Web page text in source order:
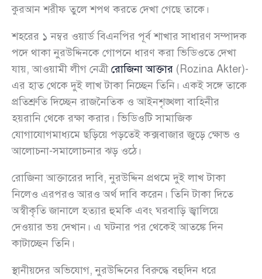
কুরআন শরীফ তুলে শপথ করতে দেখা গেছে তাকে।
শহরের ১ নম্বর ওয়ার্ড বিএনপির পূর্ব শাখার সাধারণ সম্পাদক
পদে থাকা নুরউদ্দিনকে গোপনে ধারণ করা ভিডিওতে দেখা
যায়, আওয়ামী লীগ নেত্রীরোজিনা আক্তার (Rozina Akter)-
এর হাত থেকে দুই লাখ টাকা নিচ্ছেন তিনি। একই সঙ্গে তাকে
প্রতিশ্রুতি দিচ্ছেন রাজনৈতিক ও আইনশৃঙ্খলা বাহিনীর
হয়রানি থেকে রক্ষা করার। ভিডিওটি সামাজিক
যোগাযোগমাধ্যমে ছড়িয়ে পড়তেই কক্সবাজার জুড়ে ক্ষোভ ও
আলোচনা-সমালোচনার ঝড় ওঠে।
রোজিনা আক্তারের দাবি, নুরউদ্দিন প্রথমে দুই লাখ টাকা
নিলেও এরপরও আরও অর্থ দাবি করেন। তিনি টাকা দিতে
অস্বীকৃতি জানালে হত্যার হুমকি এবং ঘরবাড়ি জ্বালিয়ে
দেওয়ার ভয় দেখান। এ ঘটনার পর থেকেই আতঙ্কে দিন
কাটাচ্ছেন তিনি।
স্থানীয়দের অভিযোগ, নুরউদ্দিনের বিরুদ্ধে বহুদিন ধরে